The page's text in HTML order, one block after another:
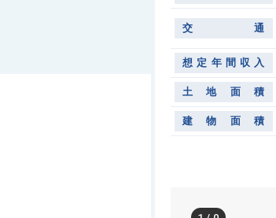
交 通
想 定 年 間 収 入
土 地 面 積
建 物 面 積